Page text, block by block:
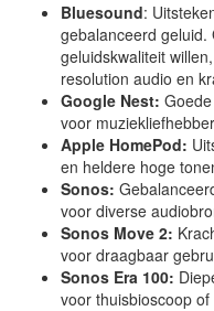
Bluesound:
gebalanceerd
geluidskwaliteit
resolution audio en
Google Nest:
voor
Apple HomePod:
en heldere hoge
Sonos:
voor diverse
Sonos Move 2:
voor draagbaar
Sonos Era 100:
voor thuisbioscoop